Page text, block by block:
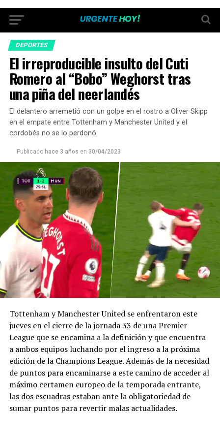
DEPORTES
El irreproducible insulto del Cuti
Romero al “Bobo” Weghorst tras
una piña del neerlandés
El delantero arremetió con un golpe en el rostro a Oliver Skipp
en el empate entre Tottenham y Manchester United y el
cordobés no se lo perdonó.
Publicado hace 3 años en 30/04/2023
Tottenham y Manchester United se enfrentaron este
jueves en el cierre de la jornada 33 de una Premier
League que se encamina a la definición y que encuentra
a ambos equipos luchando por el ingreso a la próxima
edición de la Champions League. Además de la necesidad
de puntos para encaminarse a este camino de acceder al
máximo certamen europeo de la temporada entrante,
las dos escuadras estaban ante la obligatoriedad de
sumar puntos para revertir malas actualidades.